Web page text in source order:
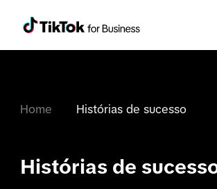
Home Histórias de sucesso
Histórias de